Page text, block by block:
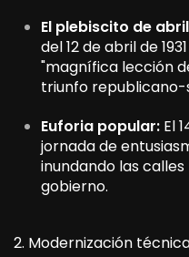
El plebiscito de
del 12 de abril de
"magnífica lección
triunfo republicano-
Euforia popular: El
jornada de
inundando las
gobierno.
2. Modernización